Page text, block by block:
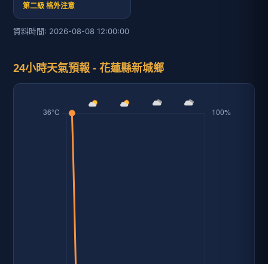
第二級 格外注意
資料時間: 2026-08-08 12:00:00
24小時天氣預報 - 花蓮縣新城鄉